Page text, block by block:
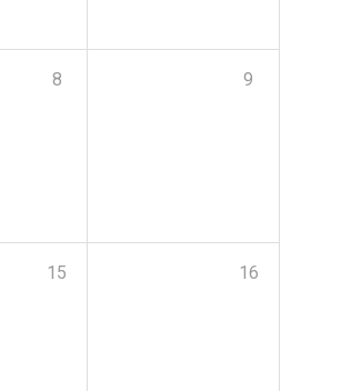
8 9
15 16